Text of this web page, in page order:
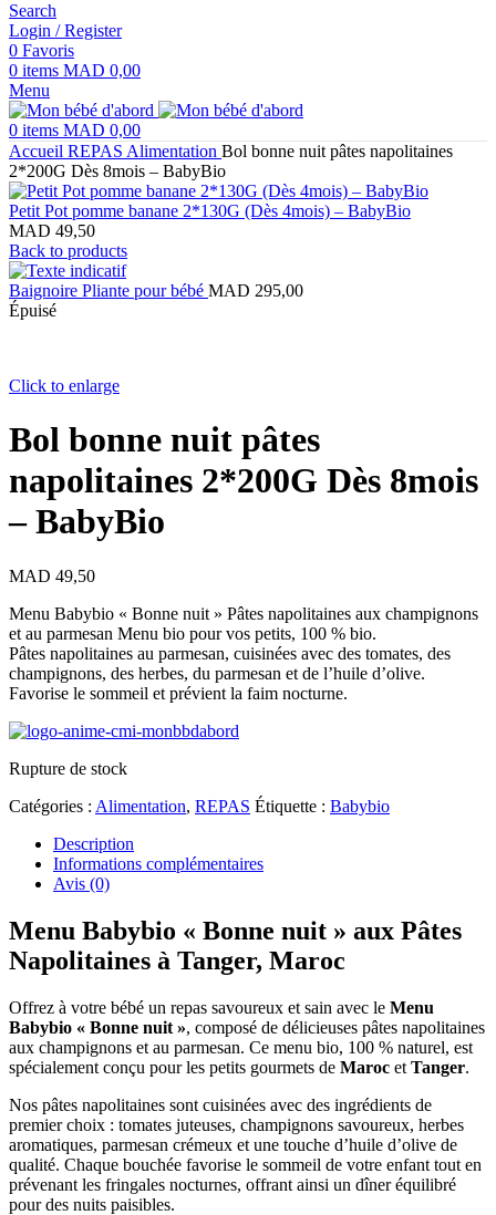
Search
Login / Register
0 Favoris
0 items MAD 0,00
Menu
0 items MAD 0,00
Accueil REPAS Alimentation Bol bonne nuit pâtes napolitaines
2*200G Dès 8mois – BabyBio
Petit Pot pomme banane 2*130G (Dès 4mois) – BabyBio
MAD 49,50
Back to products
Baignoire Pliante pour bébé MAD 295,00
Épuisé
Click to enlarge
Bol bonne nuit pâtes
napolitaines 2*200G Dès 8mois
– BabyBio
MAD 49,50
Menu Babybio « Bonne nuit » Pâtes napolitaines aux champignons
et au parmesan Menu bio pour vos petits, 100 % bio.
Pâtes napolitaines au parmesan, cuisinées avec des tomates, des
champignons, des herbes, du parmesan et de l’huile d’olive.
Favorise le sommeil et prévient la faim nocturne.
Rupture de stock
Catégories : Alimentation, REPAS Étiquette : Babybio
Description
Informations complémentaires
Avis (0)
Menu Babybio « Bonne nuit » aux Pâtes
Napolitaines à Tanger, Maroc
Offrez à votre bébé un repas savoureux et sain avec le Menu
Babybio « Bonne nuit », composé de délicieuses pâtes napolitaines
aux champignons et au parmesan. Ce menu bio, 100 % naturel, est
spécialement conçu pour les petits gourmets de Maroc et Tanger.
Nos pâtes napolitaines sont cuisinées avec des ingrédients de
premier choix : tomates juteuses, champignons savoureux, herbes
aromatiques, parmesan crémeux et une touche d’huile d’olive de
qualité. Chaque bouchée favorise le sommeil de votre enfant tout en
prévenant les fringales nocturnes, offrant ainsi un dîner équilibré
pour des nuits paisibles.